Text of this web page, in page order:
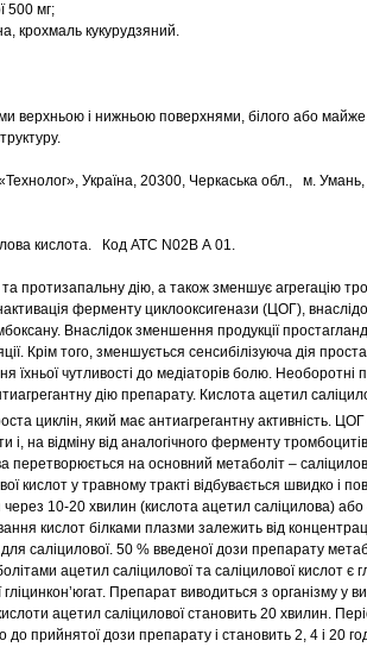
500 мг;
крохмаль кукурудзяний.
верхньою і нижньою поверхнями, білого або майже
Україна, 20300, Черкаська обл., м. Умань,
кислота. Код АТС N02В А 01.
протизапальну дію, а також зменшує агрегацію
ферменту циклооксигенази (ЦОГ),
Внаслідок зменшення продукції
Крім того, зменшується сенсибілізуюча дія
їхньої чутливості до медіаторів болю. Необоротні
дію препарату. Кислота ацетил
циклін, який має антиагрегантну активність.
і, на відміну від аналогічного ферменту
перетворюється на основний метаболіт –
кислот у травному тракті відбувається швидко і
через 10-20 хвилин (кислота ацетил саліцилова)
кислот білками плазми залежить від
саліцилової. 50 % введеної дози препарату
ацетил саліцилової та саліцилової кислот є
Препарат виводиться з організму у
ацетил саліцилової становить 20 хвилин.
прийнятої дози препарату і становить 2, 4 і 20